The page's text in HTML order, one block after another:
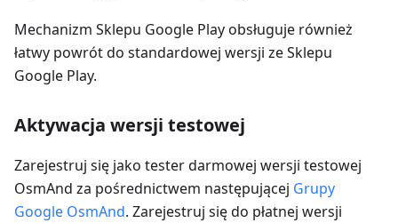
Mechanizm Sklepu Google Play obsługuje również
łatwy powrót do standardowej wersji ze Sklepu
Google Play.
Aktywacja wersji testowej
Zarejestruj się jako tester darmowej wersji testowej
OsmAnd za pośrednictwem następującej Grupy
Google OsmAnd. Zarejestruj się do płatnej wersji